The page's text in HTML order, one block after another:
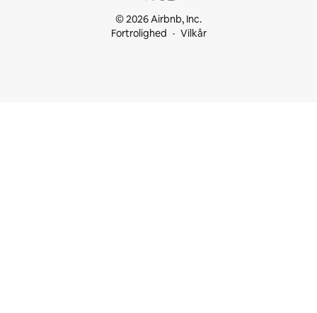
© 2026 Airbnb, Inc.
Fortrolighed
Vilkår